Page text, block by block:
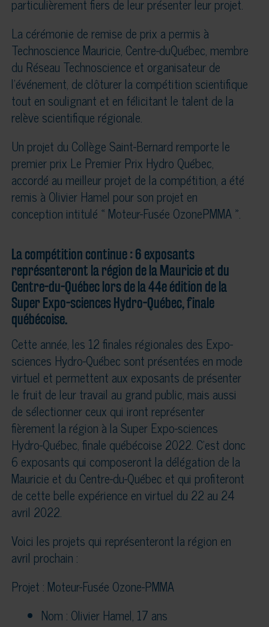
particulièrement fiers de leur présenter leur projet.
La cérémonie de remise de prix a permis à
Technoscience Mauricie, Centre-duQuébec, membre
du Réseau Technoscience et organisateur de
l’événement, de clôturer la compétition scientifique
tout en soulignant et en félicitant le talent de la
relève scientifique régionale.
Un projet du Collège Saint-Bernard remporte le
premier prix Le Premier Prix Hydro Québec,
accordé au meilleur projet de la compétition, a été
remis à Olivier Hamel pour son projet en
conception intitulé « Moteur-Fusée OzonePMMA ».
La compétition continue : 6 exposants
représenteront la région de la Mauricie et du
Centre-du-Québec lors de la 44e édition de la
Super Expo-sciences Hydro-Québec, finale
québécoise.
Cette année, les 12 finales régionales des Expo-
sciences Hydro-Québec sont présentées en mode
virtuel et permettent aux exposants de présenter
le fruit de leur travail au grand public, mais aussi
de sélectionner ceux qui iront représenter
fièrement la région à la Super Expo-sciences
Hydro-Québec, finale québécoise 2022. C’est donc
6 exposants qui composeront la délégation de la
Mauricie et du Centre-du-Québec et qui profiteront
de cette belle expérience en virtuel du 22 au 24
avril 2022.
Voici les projets qui représenteront la région en
avril prochain :
Projet : Moteur-Fusée Ozone-PMMA
Nom : Olivier Hamel, 17 ans